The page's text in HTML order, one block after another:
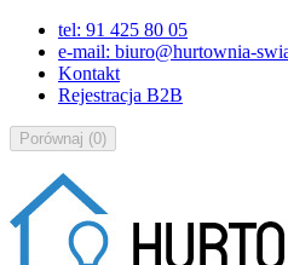
tel: 91 425 80 05
e-mail: biuro@hurtownia-
Kontakt
Rejestracja B2B
Porównaj (0)